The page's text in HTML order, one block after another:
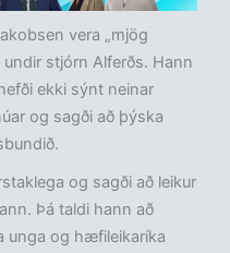
vera „mjög
stjórn Alferðs. Hann
ekki sýnt neinar
og sagði að þýska
og sagði að leikur
Þá taldi hann að
unga og hæfileikaríka